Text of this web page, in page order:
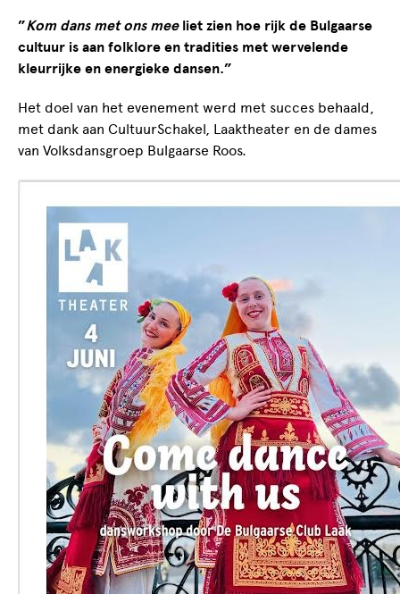
”Kom dans met ons meeliet zien hoe rijk de Bulgaarse
cultuur is aan folklore en tradities met wervelende
kleurrijke en energieke dansen.”
Het doel van het evenement werd met succes behaald,
met dank aan CultuurSchakel, Laaktheater en de dames
van Volksdansgroep Bulgaarse Roos.